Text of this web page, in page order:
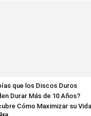
que los Discos Duros
Durar Más de 10 Años?
Cómo Maximizar su Vida